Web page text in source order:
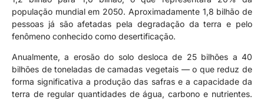
população mundial em 2050. Aproximadamente 1,8 bilhão de
pessoas já são afetadas pela degradação da terra e pelo
fenômeno conhecido como desertificação.
Anualmente, a erosão do solo desloca de 25 bilhões a 40
bilhões de toneladas de camadas vegetais — o que reduz de
forma significativa a produção das safras e a capacidade da
terra de regular quantidades de água, carbono e nutrientes.